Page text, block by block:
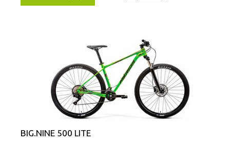
BIG.NINE 500 LITE